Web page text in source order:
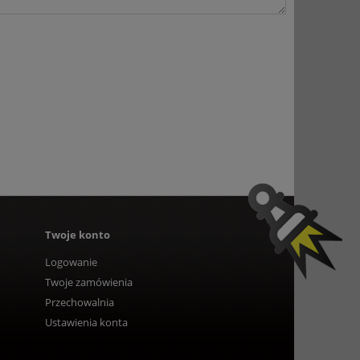
Twoje konto
Logowanie
Twoje zamówienia
Przechowalnia
Ustawienia konta